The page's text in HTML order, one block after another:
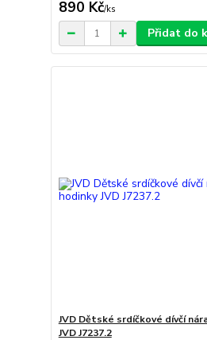
890 Kč/ks
Přidat do
JVD Dětské srdíčkové dívčí
JVD J7237.2